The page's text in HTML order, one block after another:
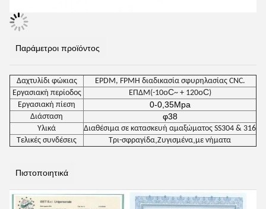
Παράμετροι προϊόντος
Δαχτυλίδι φώκιας EPDM, FPMΗ διαδικασία σφυρηλασίας CNC.
Εργασιακή περίοδος
ΕΠΔΜ(-10oC~ + 120oC)
Εργασιακή πίεση
0-0,35Mpa
Διάσταση φ38
Υλικά
Διαθέσιμα σε κατασκευή αμαξώματος SS304 & 316
Τελικές συνδέσεις
Τρι-σφραγίδα Ζυγισμένα με νήματα
Πιστοποιητικά